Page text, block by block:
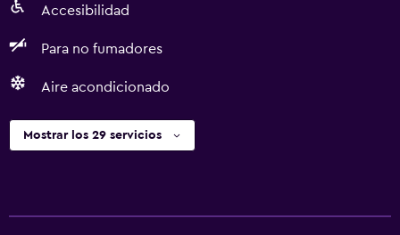
Accesibilidad
Para no fumadores
Aire acondicionado
Mostrar los 29 servicios